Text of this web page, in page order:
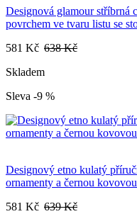
Designová glamour stříbrná
povrchem ve tvaru listu se
581 Kč 638 Kč
Skladem
Sleva -9 %
Designový etno kulatý
ornamenty a černou
581 Kč 639 Kč